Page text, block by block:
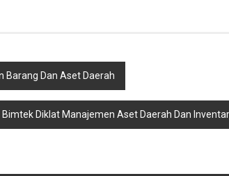
Barang Dan Aset Daerah
Bimtek Diklat Manajemen Aset Daerah Dan